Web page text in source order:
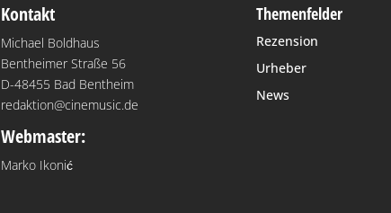
Kontakt
Michael Boldhaus
Bentheimer Straße 56
D-48455 Bad Bentheim
redaktion@cinemusic.de
Webmaster:
Marko Ikonić
Themenfelder
Rezension
Urheber
News